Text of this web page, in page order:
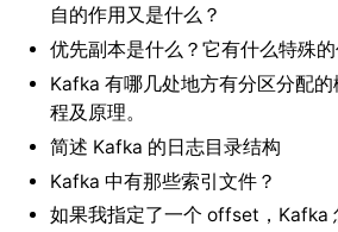
自的作用又是什么？
优先副本是什么？它有什么特殊的
Kafka 有哪几处地方有分区分配
程及原理。
简述 Kafka 的日志目录结构
Kafka 中有那些索引文件？
如果我指定了一个 offset，Kafka